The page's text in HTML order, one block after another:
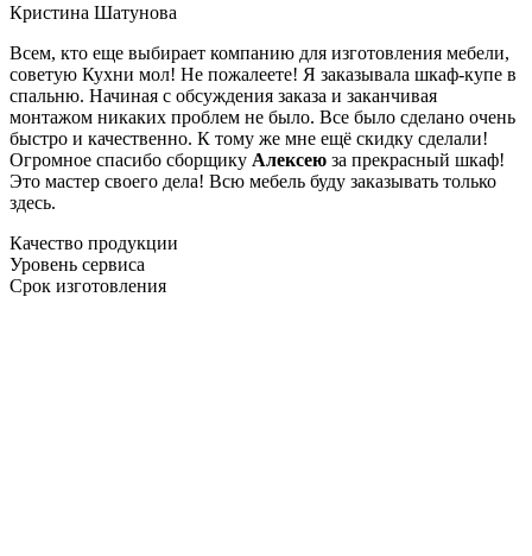
Кристина Шатунова
Всем, кто еще выбирает компанию для изготовления мебели,
советую Кухни мол! Не пожалеете! Я заказывала шкаф-купе в
спальню. Начиная с обсуждения заказа и заканчивая
монтажом никаких проблем не было. Все было сделано очень
быстро и качественно. К тому же мне ещё скидку сделали!
Огромное спасибо сборщику Алексею за прекрасный шкаф!
Это мастер своего дела! Всю мебель буду заказывать только
здесь.
Качество продукции
Уровень сервиса
Срок изготовления